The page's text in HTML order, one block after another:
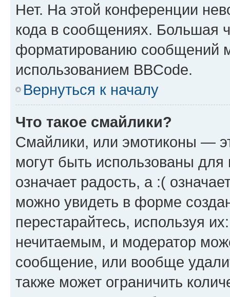
Нет. На этой конференции
кода в сообщениях. Большая
форматированию сообщений
использованием BBCode.
Вернуться к началу
Что такое смайлики?
Смайлики, или эмотиконы —
могут быть использованы
означает радость, а :(
можно увидеть в форме
перестарайтесь, используя
нечитаемым, и модератор
сообщение, или вообще
также может ограничить